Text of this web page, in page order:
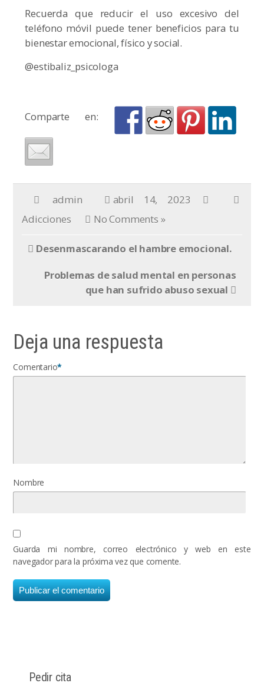
Recuerda que reducir el uso excesivo del
teléfono móvil puede tener beneficios para tu
bienestar emocional, físico y social.
@estibaliz_psicologa
Comparte en:
admin
abril 14, 2023
Adicciones
No Comments »
Desenmascarando el hambre emocional.
Problemas de salud mental en personas
que han sufrido abuso sexual
Deja una respuesta
Comentario*
Nombre
Guarda mi nombre, correo electrónico y web en este
navegador para la próxima vez que comente.
Pedir cita